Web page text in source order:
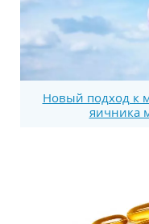
Новый подход к
яичника